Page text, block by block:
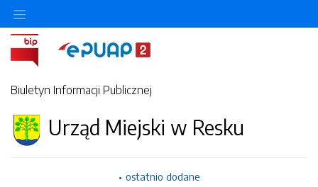
Biuletyn Informacji Publicznej
Urząd Miejski w Resku
ostatnio dodane